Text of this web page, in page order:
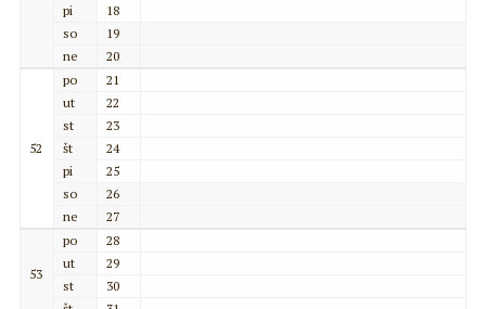
pi
18
so
19
ne
20
52
po
21
ut
22
st
23
št
24
pi
25
so
26
ne
27
53
po
28
ut
29
st
30